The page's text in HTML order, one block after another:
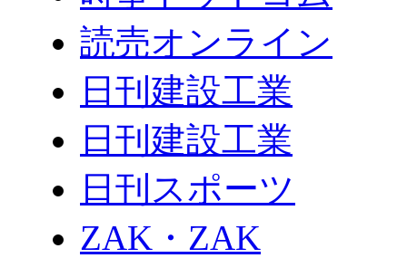
読売オンライン
日刊建設工業
日刊建設工業
日刊スポーツ
ZAK・ZAK